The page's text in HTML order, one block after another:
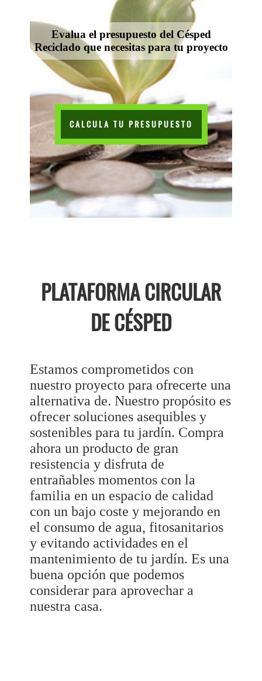
Evalua el presupuesto del Césped
Reciclado que necesitas para tu proyecto
CALCULA TU PRESUPUESTO
PLATAFORMA CIRCULAR
DE CÉSPED
Estamos comprometidos con
nuestro proyecto para ofrecerte una
alternativa de. Nuestro propósito es
ofrecer soluciones asequibles y
sostenibles para tu jardín. Compra
ahora un producto de gran
resistencia y disfruta de
entrañables momentos con la
familia en un espacio de calidad
con un bajo coste y mejorando en
el consumo de agua, fitosanitarios
y evitando actividades en el
mantenimiento de tu jardín. Es una
buena opción que podemos
considerar para aprovechar a
nuestra casa.